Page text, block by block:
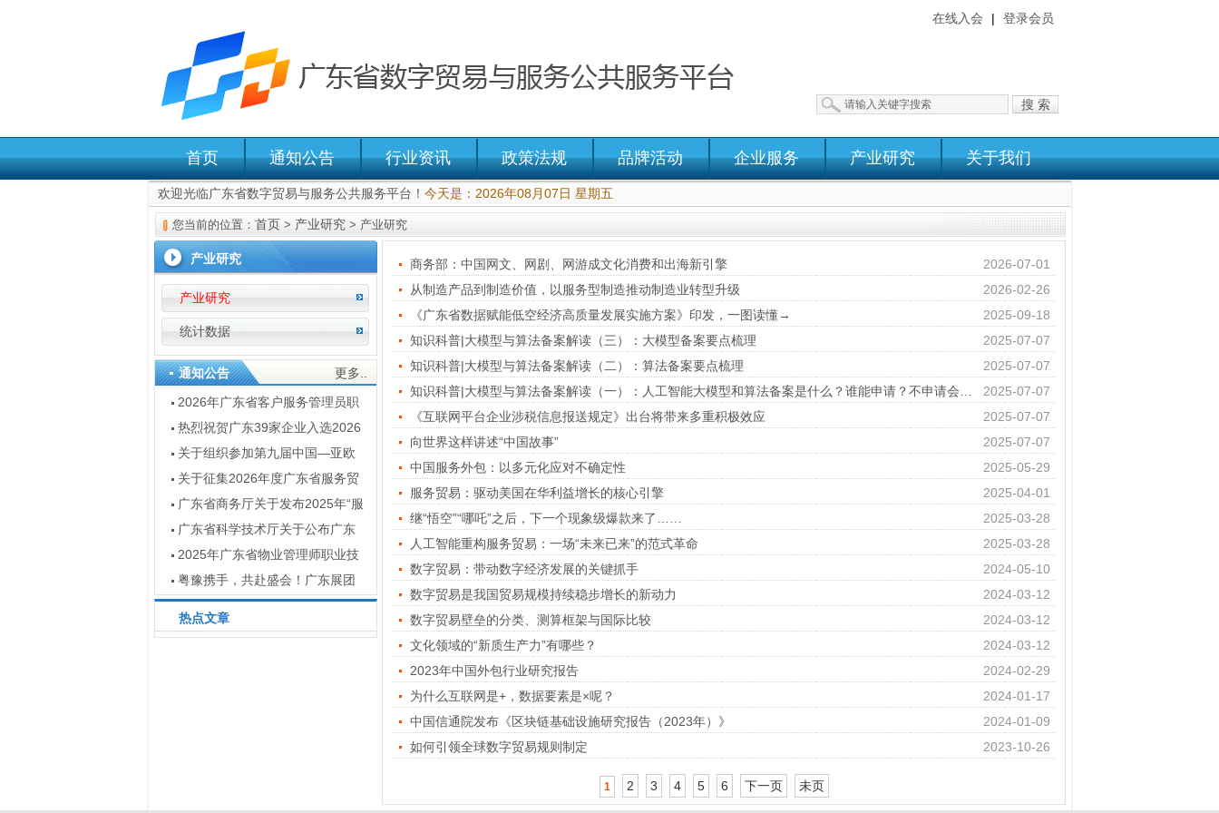
在线入会 | 登录会员
搜 索
首页 通知公告 行业资讯 政策法规 品牌活动 企业服务 产业研究 关于我们
欢迎光临广东省数字贸易与服务公共服务平台！ 今天是：2026年08月07日 星期五
您当前的位置： 首页 > 产业研究> 产业研究
产业研究
产业研究
统计数据
通知公告 更多..
2026年广东省客户服务管理员职
业技能竞赛通知
热烈祝贺广东39家企业入选2026
数字服务暨服务外包领军企业
关于组织参加第九届中国—亚欧
博览会广东经贸代表团的通知
关于征集2026年度广东省服务贸
易创新案例的通知
广东省商务厅关于发布2025年“服
贸全球”重点展会目录的通知
广东省科学技术厅关于公布广东
省2025年技术先进型服务企业名单
2025年广东省物业管理师职业技
能竞赛结果公示
粤豫携手，共赴盛会！广东展团
亮点抢先看 —— 第十五届河南投洽
会即将启幕
热点文章
商务部：中国网文、网剧、网游成文化消费和出海新引擎
2026-07-01
从制造产品到制造价值，以服务型制造推动制造业转型升级
2026-02-26
《广东省数据赋能低空经济高质量发展实施方案》印发，一图读懂→
2025-09-18
知识科普|大模型与算法备案解读（三）：大模型备案要点梳理
2025-07-07
知识科普|大模型与算法备案解读（二）：算法备案要点梳理
2025-07-07
2025-07-07
《互联网平台企业涉税信息报送规定》出台将带来多重积极效应
2025-07-07
向世界这样讲述“中国故事”
2025-07-07
中国服务外包：以多元化应对不确定性
2025-05-29
服务贸易：驱动美国在华利益增长的核心引擎
2025-04-01
继“悟空”“哪吒”之后，下一个现象级爆款来了……
2025-03-28
人工智能重构服务贸易：一场“未来已来”的范式革命
2025-03-28
数字贸易：带动数字经济发展的关键抓手
2024-05-10
数字贸易是我国贸易规模持续稳步增长的新动力
2024-03-12
数字贸易壁垒的分类、测算框架与国际比较
2024-03-12
文化领域的“新质生产力”有哪些？
2024-03-12
2023年中国外包行业研究报告
2024-02-29
为什么互联网是+，数据要素是×呢？
2024-01-17
中国信通院发布《区块链基础设施研究报告（2023年）》
2024-01-09
如何引领全球数字贸易规则制定
2023-10-26
1 2 3 4 5 6 下一页 未页